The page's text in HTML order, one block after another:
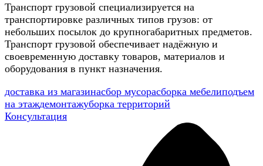
Транспорт грузовой специализируется на
транспортировке различных типов грузов: от
небольших посылок до крупногабаритных предметов.
Транспорт грузовой обеспечивает надёжную и
своевременную доставку товаров, материалов и
оборудования в пункт назначения.
доставка из магазинасбор мусорасборка мебелиподъем
на этаждемонтажуборка территорий
Консультация